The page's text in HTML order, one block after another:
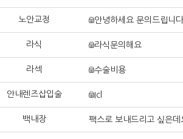
노안교정 안녕하세요 문의드립니
라식 라식문의해요
라섹 수술비용
안내렌즈삽입술 Icl
백내장 팩스로 보내드리고 싶은데